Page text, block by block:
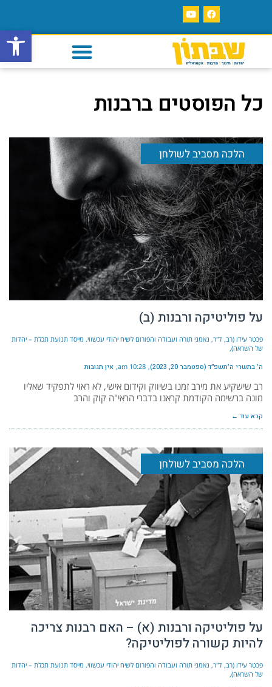
פתח
כל הפוסטים ברבנות
הלכה מסביב לשולחן
על פוליטיקה ורבנות (ב)
פכטר עידו (רב, ד"ר, נאמני תורה ועבודה והפורום לשיח יהודי עכשווי. מייסד תנועת תכלת – יהדות
של השראה)
ה׳ בתשרי ה׳תשפ״ד (ספטמבר 20, 2023) 10:28 am אין תגובות
רב שישקיע את מירב זמנו בשיווק וקידום אישי, לא ראוי לתפקיד שאליו
מונה ברשימה הקודמת קראנו בדברי הראי"ה קוק והרב
קרא עוד ←
הלכה מסביב לשולחן
על פוליטיקה ורבנות (א) – האם רבנות צריכה
להיות קשורה לפוליטיקה?
פכטר עידו (רב, ד"ר, נאמני תורה ועבודה והפורום לשיח יהודי עכשווי. מייסד תנועת תכלת – יהדות
של השראה)